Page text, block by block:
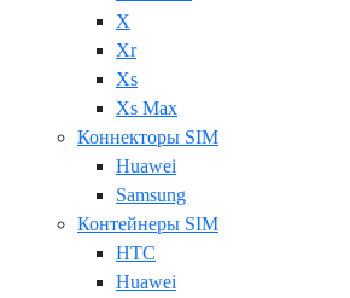
X
Xr
Xs
Xs Max
Коннекторы SIM
Huawei
Samsung
Контейнеры SIM
HTC
Huawei